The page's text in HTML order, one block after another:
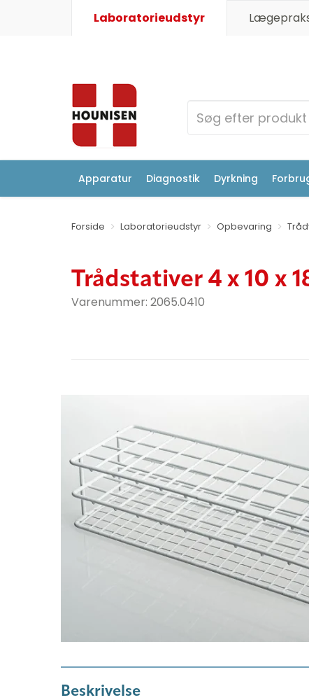
Laboratorieudstyr
Apparatur Diagnostik Dyrkning
Forside Laboratorieudstyr Opbevaring
Trådstativer 4 x 10 x
Varenummer: 2065.0410
Beskrivelse